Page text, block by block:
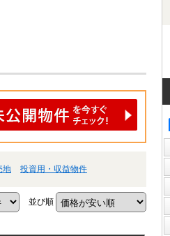
地 投資用・収益物件
並び順